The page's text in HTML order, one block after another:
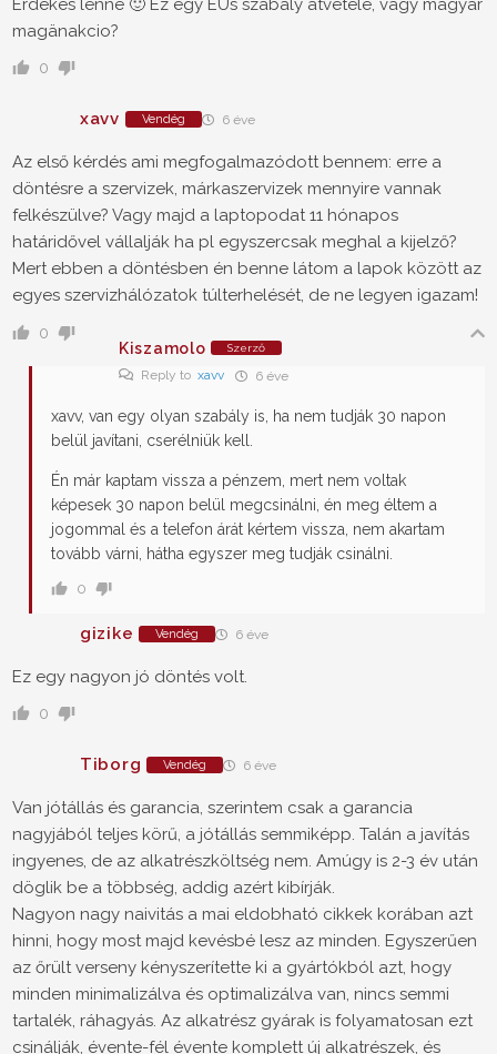
Erdekes lenne 🙂 Ez egy EUs szabäly ätvetele, vagy magyar
magänakcio?
0
xavv Vendég 6 éve
Az első kérdés ami megfogalmazódott bennem: erre a
döntésre a szervizek, márkaszervizek mennyire vannak
felkészülve? Vagy majd a laptopodat 11 hónapos
határidővel vállalják ha pl egyszercsak meghal a kijelző?
Mert ebben a döntésben én benne látom a lapok között az
egyes szervizhálózatok túlterhelését, de ne legyen igazam!
0
Kiszamolo
Szerző
Reply to xavv 6 éve
xavv, van egy olyan szabály is, ha nem tudják 30 napon
belül javítani, cserélniük kell.
Én már kaptam vissza a pénzem, mert nem voltak
képesek 30 napon belül megcsinálni, én meg éltem a
jogommal és a telefon árát kértem vissza, nem akartam
tovább várni, hátha egyszer meg tudják csinálni.
0
gizike Vendég 6 éve
Ez egy nagyon jó döntés volt.
0
Tiborg Vendég 6 éve
Van jótállás és garancia, szerintem csak a garancia
nagyjából teljes körű, a jótállás semmiképp. Talán a javítás
ingyenes, de az alkatrészköltség nem. Amúgy is 2-3 év után
döglik be a többség, addig azért kibírják.
Nagyon nagy naivitás a mai eldobható cikkek korában azt
hinni, hogy most majd kevésbé lesz az minden. Egyszerűen
az őrült verseny kényszerítette ki a gyártókból azt, hogy
minden minimalizálva és optimalizálva van, nincs semmi
tartalék, ráhagyás. Az alkatrész gyárak is folyamatosan ezt
csinálják, évente-fél évente komplett új alkatrészek, és